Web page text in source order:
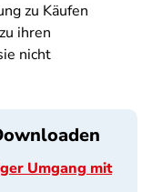
zu Käufen
ihren
nicht
Umgang mit